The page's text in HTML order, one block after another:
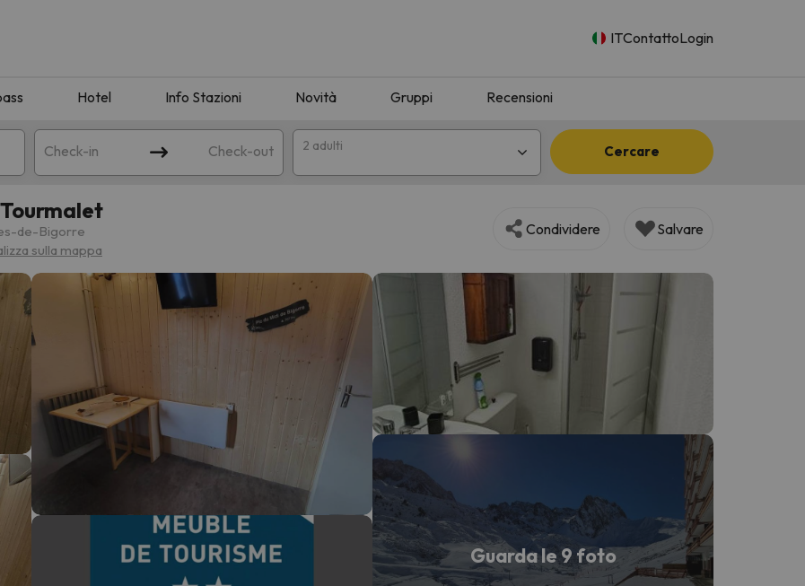
ITContattoLogin
Hotel Info Stazioni Novità Gruppi Recensioni
Check-in Check-out 2 adulti Cercare
alla sua ricerca. Provare a modificare la destinazione.
strada. Non appena troverà la bussola, tornerà.
de-Bigorre
sulla mappa
Condividere Salvare
Guarda le 9 foto